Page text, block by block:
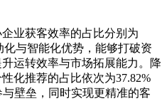
业获客效率的占比分别为
化与智能化优势，能够打破资
运转效率与市场拓展能力。降
化推荐的占比依次为37.82%
壁垒，同时实现更精准的客